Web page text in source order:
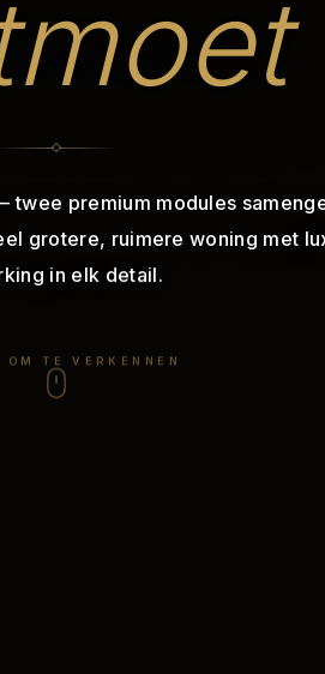
twee premium modules
grotere, ruimere woning met
in elk detail.
OM TE VERKENNEN